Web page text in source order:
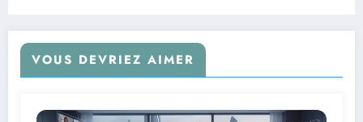
VOUS DEVRIEZ AIMER